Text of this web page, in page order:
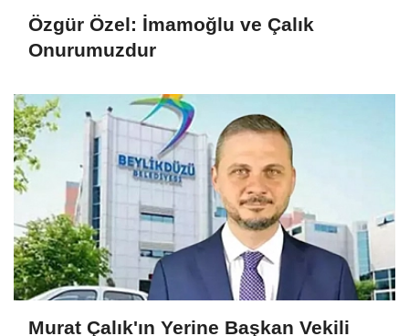
Özgür Özel: İmamoğlu ve Çalık
Onurumuzdur
Murat Çalık'ın Yerine Başkan Vekili